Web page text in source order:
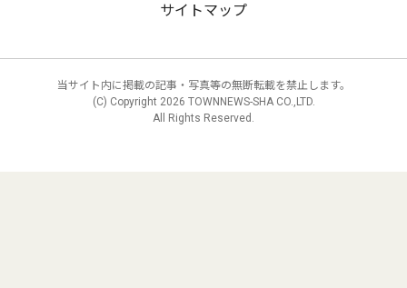
サイトマップ
当サイト内に掲載の記事・写真等の無断転載を禁止します。
(C) Copyright 2026 TOWNNEWS-SHA CO.,LTD.
All Rights Reserved.